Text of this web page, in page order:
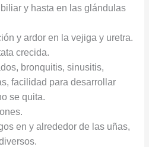
y hasta en las glándulas
y ardor en la vejiga y uretra.
crecida.
bronquitis, sinusitis,
facilidad para desarrollar
se quita.
en y alrededor de las uñas,